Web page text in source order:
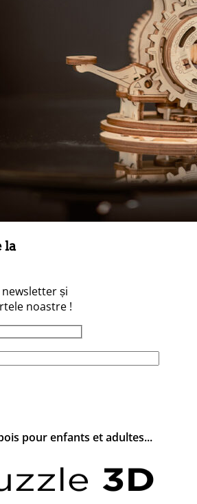
la
și
noastre !
pour enfants et adultes...